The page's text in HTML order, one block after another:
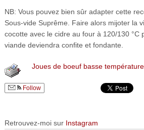
NB: Vous pouvez bien sûr adapter cette
Sous-vide Suprême. Faire alors mijoter la
cocotte avec le cidre au four à 120/130 °C
viande deviendra confite et fondante.
Joues de boeuf basse
Follow
Retrouvez-moi sur Instagram